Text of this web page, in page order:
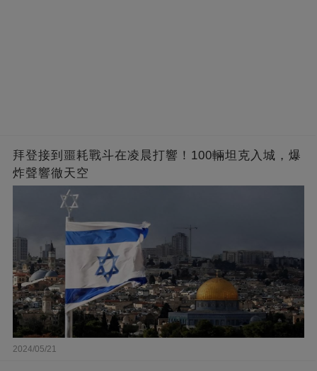
拜登接到噩耗戰斗在凌晨打響！100輛坦克入城，爆
炸聲響徹天空
2024/05/21